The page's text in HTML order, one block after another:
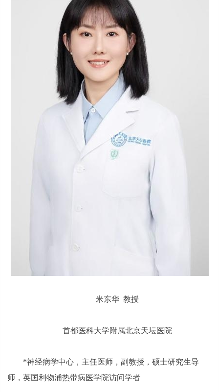
米东华 教授
首都医科大学附属北京天坛医院
*神经病学中心，主任医师，副教授，硕士研究生导
师，英国利物浦热带病医学院访问学者